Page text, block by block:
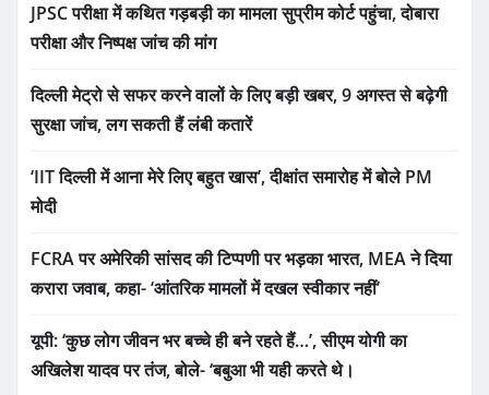
JPSC परीक्षा में कथित गड़बड़ी का मामला सुप्रीम कोर्ट पहुंचा, दोबारा
परीक्षा और निष्पक्ष जांच की मांग
दिल्ली मेट्रो से सफर करने वालों के लिए बड़ी खबर, 9 अगस्त से बढ़ेगी
सुरक्षा जांच, लग सकती हैं लंबी कतारें
‘IIT दिल्ली में आना मेरे लिए बहुत खास’, दीक्षांत समारोह में बोले PM
मोदी
FCRA पर अमेरिकी सांसद की टिप्पणी पर भड़का भारत, MEA ने दिया
करारा जवाब, कहा- ‘आंतरिक मामलों में दखल स्वीकार नहीं’
यूपी: ‘कुछ लोग जीवन भर बच्चे ही बने रहते हैं…’, सीएम योगी का
अखिलेश यादव पर तंज, बोले- ‘बबुआ भी यही करते थे।